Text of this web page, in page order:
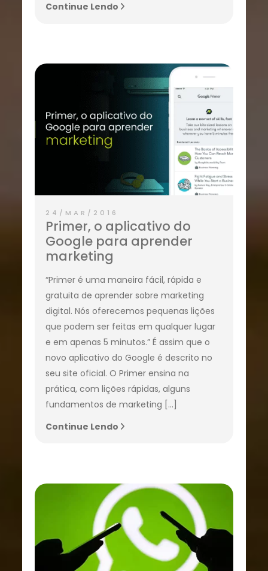
Continue Lendo
24/MAR/2016
Primer, o aplicativo do
Google para aprender
marketing
“Primer é uma maneira fácil, rápida e
gratuita de aprender sobre marketing
digital. Nós oferecemos pequenas lições
que podem ser feitas em qualquer lugar
e em apenas 5 minutos.” É assim que o
novo aplicativo do Google é descrito no
seu site oficial. O Primer ensina na
prática, com lições rápidas, alguns
fundamentos de marketing […]
Continue Lendo